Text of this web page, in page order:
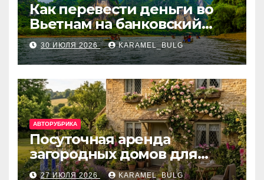
Как перевести деньги во
Вьетнам на банковский
счёт: VietcomBank, BIDV,
Techcombank и другие
банки
30 ИЮЛЯ 2026 KARAMEL_BULG
АВТОРУБРИКА
Посуточная аренда
загородных домов для
отдыха
27 ИЮЛЯ 2026 KARAMEL_BULG